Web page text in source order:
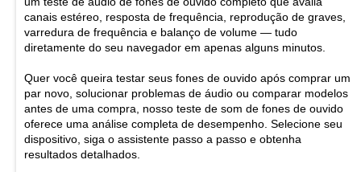
O que você gosta nos seus fones de ouvido?
Desvantagens dos seus fones de ouvido*
O que você não gosta nos seus fones de ouvido?
Comentário
canais estéreo, resposta de frequência, reprodução de graves,
varredura de frequência e balanço de volume — tudo
diretamente do seu navegador em apenas alguns minutos.
Quer você queira testar seus fones de ouvido após comprar um
par novo, solucionar problemas de áudio ou comparar modelos
antes de uma compra, nosso teste de som de fones de ouvido
oferece uma análise completa de desempenho. Selecione seu
dispositivo, siga o assistente passo a passo e obtenha
resultados detalhados.